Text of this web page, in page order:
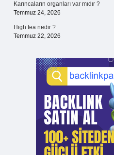
Karıncaların organları var mıdır ?
Temmuz 24, 2026
High tea nedir ?
Temmuz 22, 2026